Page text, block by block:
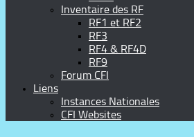
Inventaire des RF
RF1 et RF2
RF3
RF4 & RF4D
RF9
Forum CFI
Liens
Instances Nationales
CFI Websites